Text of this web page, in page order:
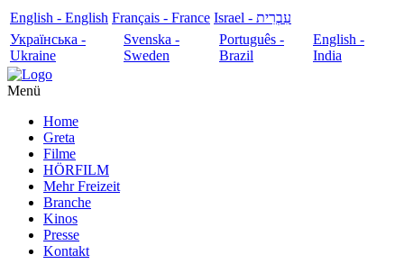
English - English Français - France
עִבְרִית - Israel
Українська -
Ukraine
Svenska -
Sweden
Português -
Brazil
English -
India
Menü
Home
Greta
Filme
HÖRFILM
Mehr Freizeit
Branche
Kinos
Presse
Kontakt